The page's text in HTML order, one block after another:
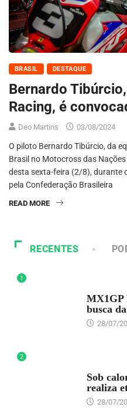
BRASIL DESTAQUE
Bernardo
Racing, é
Deo Martins 03/08/2024
O piloto Bernardo Tibúrcio, da
Brasil no Motocross das
desta sexta-feira (2/8), durante
pela Confederação Brasileira
READ MORE
RECENTES
1
MX1GP
busca
28/07/
2
Sob
realiza
28/07/